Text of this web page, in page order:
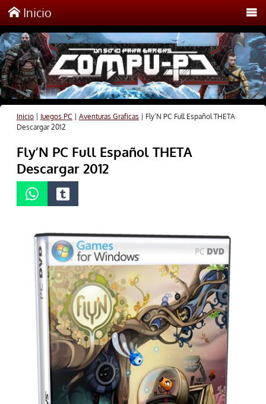
Inicio
Inicio| Juegos PC Aventuras Graficas
Fly’N PC Full Español THETA
Descargar 2012
Fly’N PC Full Español THETA
Descargar 2012